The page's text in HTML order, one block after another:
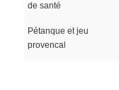
de santé
Pétanque et jeu
provencal